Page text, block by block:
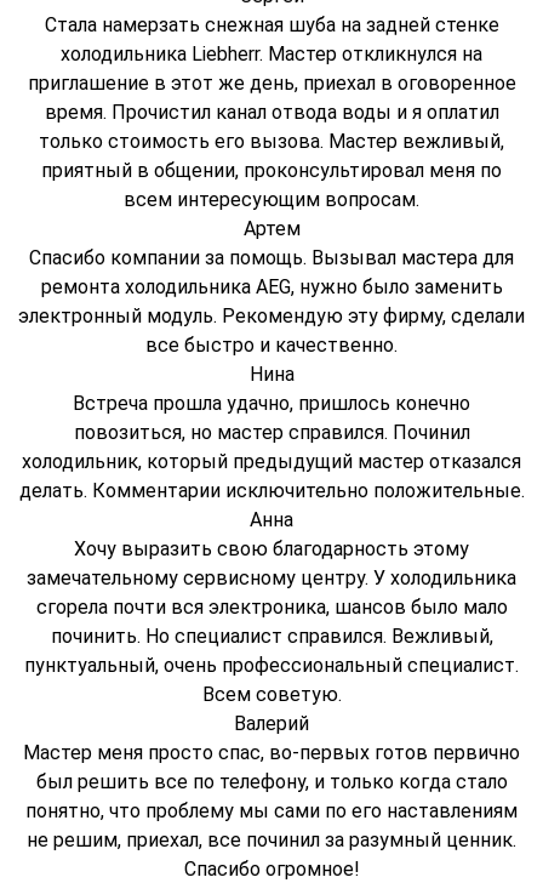
Стала намерзать снежная шуба на задней стенке
холодильника Liebherr. Мастер откликнулся на
приглашение в этот же день, приехал в оговоренное
время. Прочистил канал отвода воды и я оплатил
только стоимость его вызова. Мастер вежливый,
приятный в общении, проконсультировал меня по
всем интересующим вопросам.
Артем
Спасибо компании за помощь. Вызывал мастера для
ремонта холодильника AEG, нужно было заменить
электронный модуль. Рекомендую эту фирму, сделали
все быстро и качественно.
Нина
Встреча прошла удачно, пришлось конечно
повозиться, но мастер справился. Починил
холодильник, который предыдущий мастер отказался
делать. Комментарии исключительно положительные.
Анна
Хочу выразить свою благодарность этому
замечательному сервисному центру. У холодильника
сгорела почти вся электроника, шансов было мало
починить. Но специалист справился. Вежливый,
пунктуальный, очень профессиональный специалист.
Всем советую.
Валерий
Мастер меня просто спас, во-первых готов первично
был решить все по телефону, и только когда стало
понятно, что проблему мы сами по его наставлениям
не решим, приехал, все починил за разумный ценник.
Спасибо огромное!